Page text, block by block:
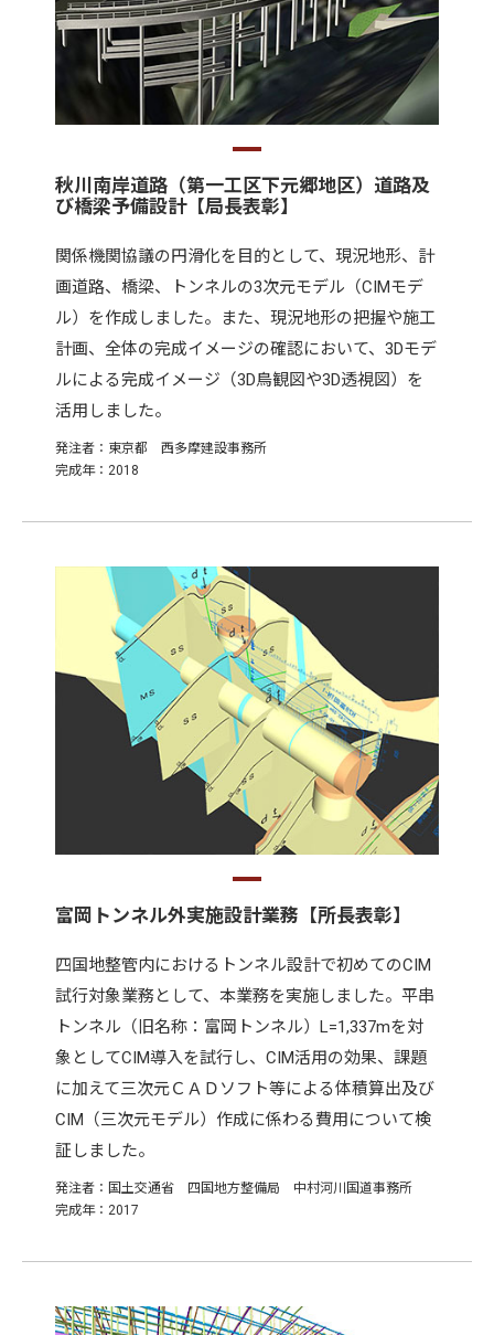
秋川南岸道路（第一工区下元郷地区）道路及
び橋梁予備設計【局長表彰】
関係機関協議の円滑化を目的として、現況地形、計
画道路、橋梁、トンネルの3次元モデル（CIMモデ
ル）を作成しました。また、現況地形の把握や施工
計画、全体の完成イメージの確認において、3Dモデ
ルによる完成イメージ（3D鳥観図や3D透視図）を
活用しました。
発注者：東京都 西多摩建設事務所
完成年：2018
富岡トンネル外実施設計業務【所長表彰】
四国地整管内におけるトンネル設計で初めてのCIM
試行対象業務として、本業務を実施しました。平串
トンネル（旧名称：富岡トンネル）L=1,337mを対
象としてCIM導入を試行し、CIM活用の効果、課題
に加えて三次元ＣＡＤソフト等による体積算出及び
CIM（三次元モデル）作成に係わる費用について検
証しました。
発注者：国土交通省 四国地方整備局 中村河川国道事務所
完成年：2017